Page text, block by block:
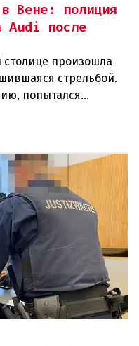
Вене: полиция
Audi после
столице произошла
стрельбой.
попытался
несколько